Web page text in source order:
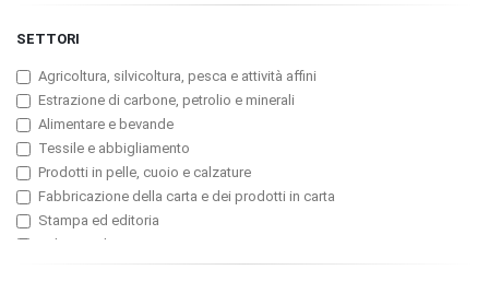
Professionali, Software)
Produzione e Delivery di servizi: Assicurazioni
Produzione e Delivery di servizi: Pubblicità
Customer Service, Manutenzione e Assistenza tecnica
Marketing / Pubbliche Relazioni
Produzione Industriale / Manufacturing
Acquisti / Approvvigionamenti/ Procurement
Progettazione / Integrazione / Ricerca & Sviluppo (Industria)
Logistica
SETTORI
Agricoltura, silvicoltura, pesca e attività affini
Estrazione di carbone, petrolio e minerali
Alimentare e bevande
Tessile e abbigliamento
Prodotti in pelle, cuoio e calzature
Fabbricazione della carta e dei prodotti in carta
Stampa ed editoria
Industria chimica
Gomma e materie plastiche